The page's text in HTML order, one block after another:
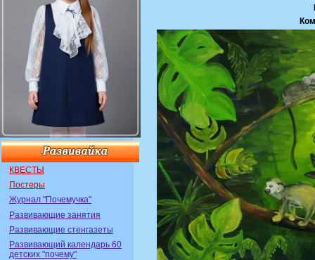
КВЕСТЫ
Постеры
Журнал "Почемучка"
Развивающие занятия
Развивающие стенгазеты
Развивающий календарь 60
детских "почему"